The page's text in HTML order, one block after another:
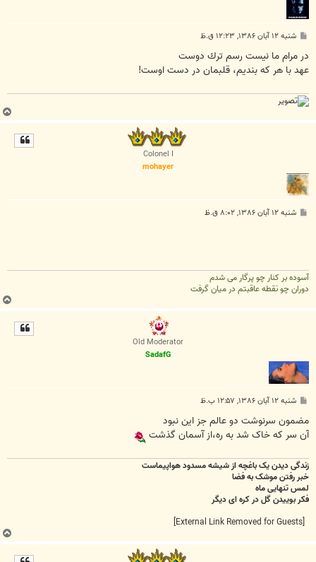
پ
ت
شنبه ۱۲ آبان ۱۳۸۶, ۱۲:۲۳ ق.ظ
در مرام ما نيست رسم ترك دوست
عهد با هر كه بنديم، قلبمان در دست اوست!
ب
ا
Colonel I
mohayer
پ شنبه ۱۲ آبان ۱۳۸۶, ۸:۰۲ ق.ظ
آسوده بر کنار چو پرگار می شدم
دوران چو نقطه عاقبتم در میان گرفت
ب
ا
Old Moderator
SadafG
پ
ت
شنبه ۱۲ آبان ۱۳۸۶, ۱۲:۵۷ ب.ظ
مضمون سرنوشت دو عالم جز اين نبود
آن سر که خاک شد به ره،از آسمان گذشت
زندگی دیدن یک باغچه از شیشه مسدود هواپیماست
خبر رفتن موشک به فضا
لمس تنهایی ماه
فکر بوییدن گل در کره ای دیگر
ب
ا